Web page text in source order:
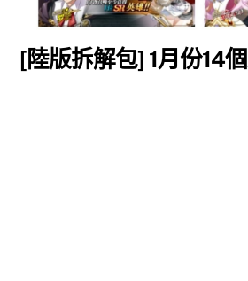
[陸版拆解包] 1月份14